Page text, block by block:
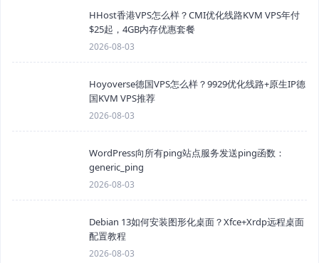
HHost香港VPS怎么样？CMI优化线路KVM VPS年付
$25起，4GB内存优惠套餐
2026-08-03
Hoyoverse德国VPS怎么样？9929优化线路+原生IP德
国KVM VPS推荐
2026-08-03
WordPress向所有ping站点服务发送ping函数：
generic_ping
2026-08-03
Debian 13如何安装图形化桌面？Xfce+Xrdp远程桌面
配置教程
2026-08-03